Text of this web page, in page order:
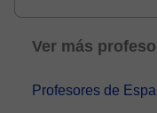
Ver más
Profesores de